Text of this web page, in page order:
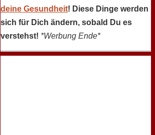
deine Gesundheit! Diese Dinge werden
sich für Dich ändern, sobald Du es
verstehst! *Werbung Ende*